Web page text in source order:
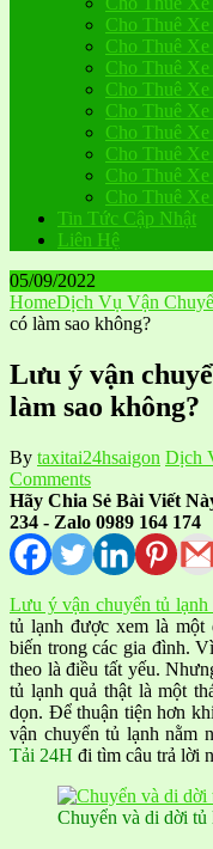
Cho Thuê
Cho Thuê
Cho Thuê
Cho Thuê
Cho Thuê
Cho Thuê
Cho Thuê
Cho Thuê
Cho Thuê
Tin Tức Cập Nhật
Liên Hệ
05/09/2022
HomeDịch Vụ Vận
có làm sao không?
Lưu ý vận
làm sao không?
By taxitai24hsaigon Dịch
Comments
Hãy Chia Sẻ Bài Viết
234 - Zalo 0989 164 174
Lưu ý vận chuyển tủ lạnh
tủ lạnh được xem là một
biến trong các gia đình.
theo là điều tất yếu.
tủ lạnh quả thật là một
dọn. Để thuận tiện hơn
vận chuyển tủ lạnh nằm
Tải 24H đi tìm câu trả lời
Chuyển và di dời tủ